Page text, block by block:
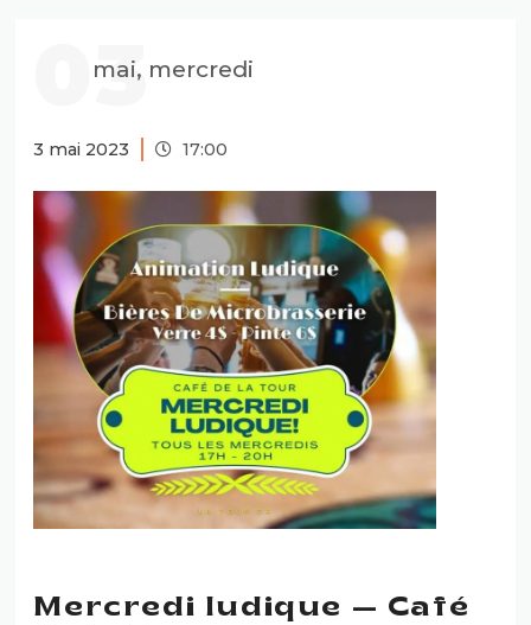
03
mai, mercredi
3 mai 2023 17:00
Mercredi ludique — Café